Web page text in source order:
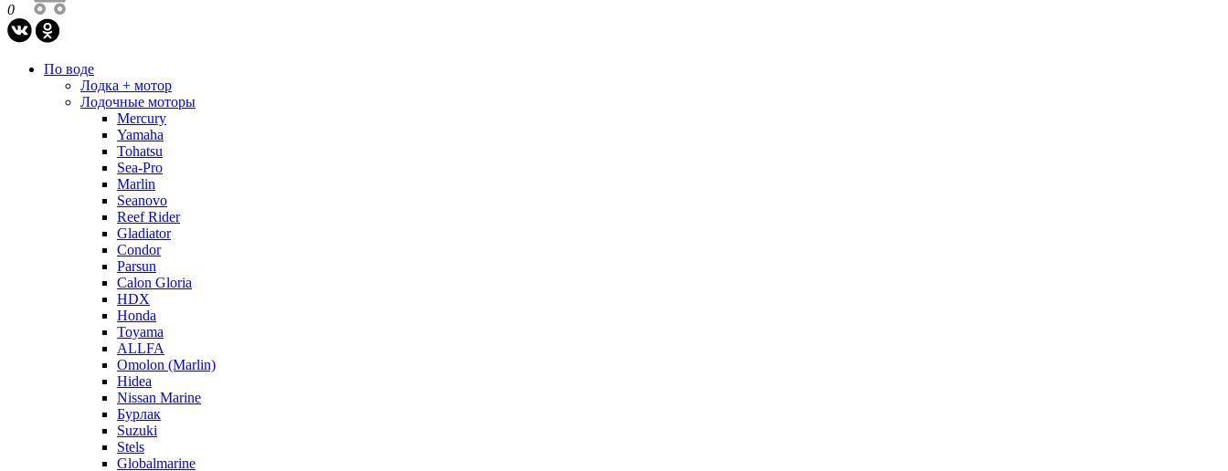
0
По воде
Лодка + мотор
Лодочные моторы
Mercury
Yamaha
Tohatsu
Sea-Pro
Marlin
Seanovo
Reef Rider
Gladiator
Condor
Parsun
Calon Gloria
HDX
Honda
Toyama
ALLFA
Omolon (Marlin)
Hidea
Nissan Marine
Бурлак
Suzuki
Stels
Globalmarine